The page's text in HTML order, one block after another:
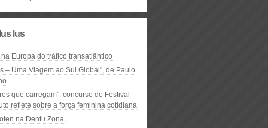
lus
Europa do tráfico transatlântico
– Uma Viagem ao Sul Global", de Paulo
que carregam”: concurso do Festival
reflete sobre a força feminina cotidiana
na Dentu Zona,